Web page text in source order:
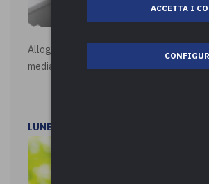
Alloggi di Edilizia Residenziale Pubblica -
mediante procedura asincrona
LUNEDì 20 LUGLIO 2026
ACCETTA I